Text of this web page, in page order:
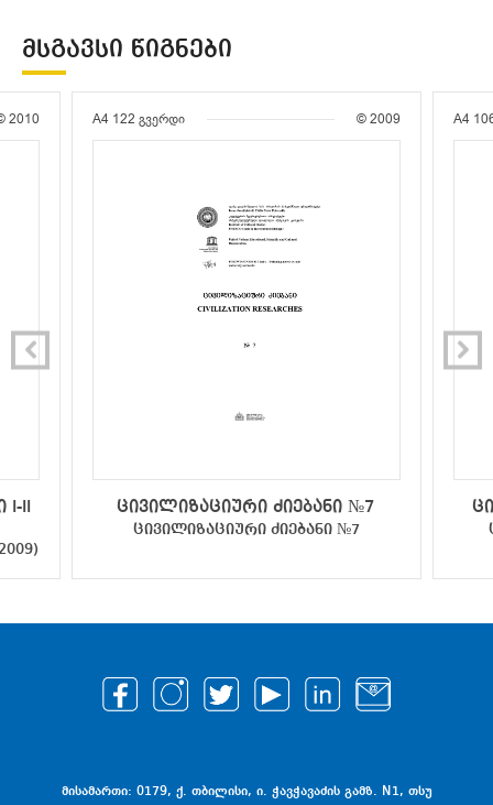
ᲛᲡᲒᲐᲕᲡᲘ ᲬᲘᲒᲜᲔᲑᲘ
2010
II
A4 122 გვერდი © 2009
ცივილიზაციური ძიებანი №7
ცივილიზაციური ძიებანი №7
A4
მისამართი: 0179, ქ. თბილისი, ი. ჭავჭავაძის გამზ. N1, თსუ